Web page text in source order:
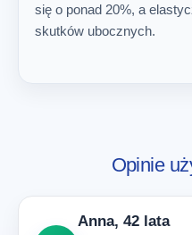
się o ponad 20%, a
skutków ubocznych.
Opinie
Anna, 42 lata